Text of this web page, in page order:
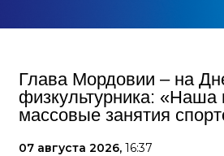
Глава Мордовии – на
физкультурника: «Наша
массовые занятия
07 августа 2026, 16:37